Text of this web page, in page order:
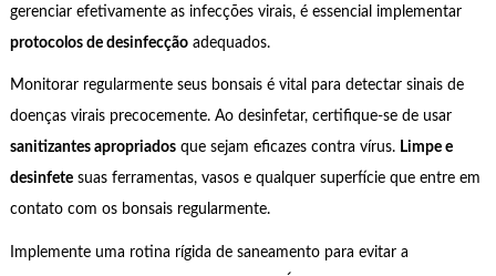
gerenciar efetivamente as infecções virais, é essencial implementar
protocolos de desinfecçãoadequados.
Monitorar regularmente seus bonsais é vital para detectar sinais de
doenças virais precocemente. Ao desinfetar, certifique-se de usar
sanitizantes apropriadosque sejam eficazes contra vírus. Limpe e
desinfetesuas ferramentas, vasos e qualquer superfície que entre em
contato com os bonsais regularmente.
Implemente uma rotina rígida de saneamento para evitar a